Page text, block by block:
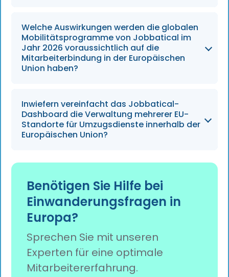
Fall um 3.000 bis 5.000 Euro zu reduzieren.
Jobbatical bietet Zugang zu einem Netzwerk
von über 100 länderspezifischen Beratern, die
maßgeschneiderte Beratung und lokales
Fachwissen bieten und so zu einer
Erfolgsquote von 95 % bei
Welche Auswirkungen werden die globalen
Mobilitätsprogramme von Jobbatical im
Jahr 2026 voraussichtlich auf die
Mitarbeiterbindung in der Europäischen
Union haben?
Bis zum Jahr 2026 sollen personalisierte, KI-
gestützte Umzugspakete die Annahmequote
bei Bewerbern um 25 % steigern und damit
dem Trend entgegenwirken, dass derzeit 50 %
damit verbundenen Komplexität ablehnen.
Inwiefern vereinfacht das Jobbatical-
Dashboard die Verwaltung mehrerer EU-
Standorte für Umzugsdienste innerhalb der
Europäischen Union?
Das Dashboard bündelt die Abläufe für mehr
als 30 EU-Länder und bietet einen Überblick
auf einen Blick, wodurch der
Verwaltungsaufwand um 50 % reduziert und
Arbeitsabläufe automatisiert werden, um eine
95-prozentige Einhaltung der sich ständig
ändernden regulatorischen Vorschriften zu
gewährleisten.
Benötigen Sie Hilfe bei
Einwanderungsfragen in
Europa?
Sprechen Sie mit unseren
Experten für eine optimale
Mitarbeitererfahrung.